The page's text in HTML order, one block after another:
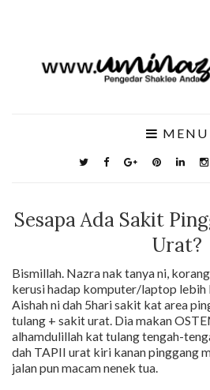
MENU
Sesapa Ada Sakit
Urat?
Bismillah. Nazra nak tanya ni,
kerusi hadap komputer/laptop lebih
Aishah ni dah 5hari sakit kat area
tulang + sakit urat. Dia makan
alhamdulillah kat tulang tengah-
dah TAPII urat kiri kanan pinggang
jalan pun macam nenek tua.